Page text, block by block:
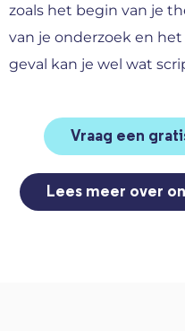
zoals het begin van je
van je onderzoek en het
geval kan je wel wat
Vraag een
Lees meer over